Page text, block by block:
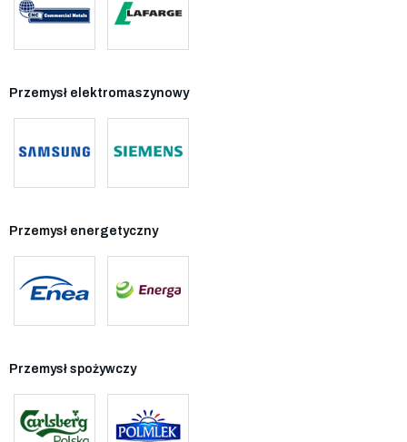
Przemysł elektromaszynowy
Przemysł energetyczny
Przemysł spożywczy